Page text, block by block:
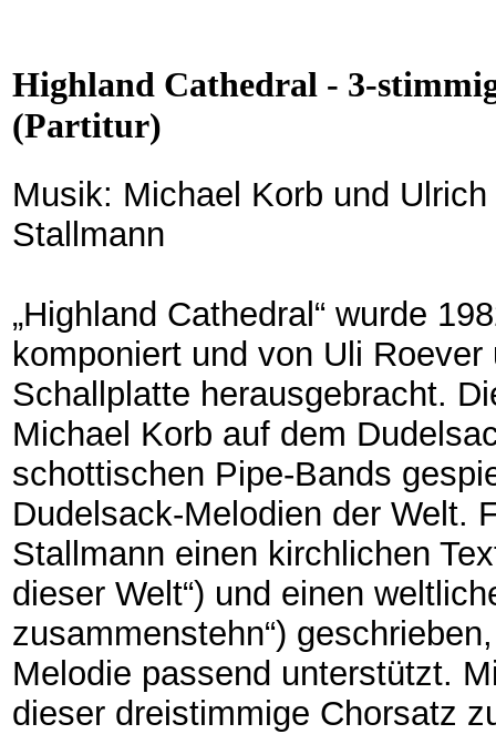
Highland Cathedral - 3-
(Partitur)
Musik: Michael Korb und
Stallmann
„Highland Cathedral“ wurde
komponiert und von Uli
Schallplatte herausgebracht.
Michael Korb auf dem
schottischen Pipe-Bands
Dudelsack-Melodien der Welt.
Stallmann einen kirchlichen
dieser Welt“) und einen
zusammenstehn“)
Melodie passend unterstützt.
dieser dreistimmige Chorsatz